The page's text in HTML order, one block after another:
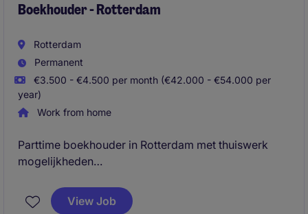
Boekhouder - Rotterdam
Rotterdam
Permanent
€3.500 - €4.500 per month (€42.000 - €54.000 per
year)
Work from home
Parttime boekhouder in Rotterdam met thuiswerk
mogelijkheden
Werken bij een onderwijsinstelling
View Job